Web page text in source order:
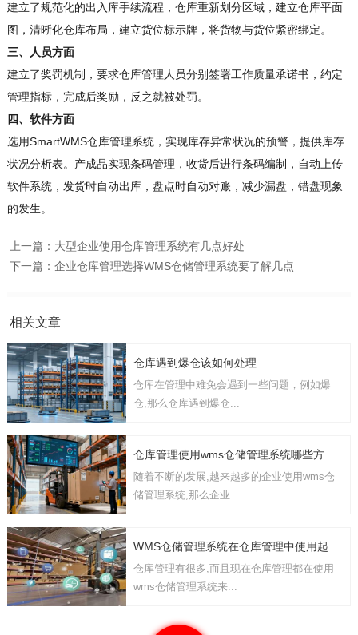
建立了规范化的出入库手续流程，仓库重新划分区域，建立仓库平面
图，清晰化仓库布局，建立货位标示牌，将货物与货位紧密绑定。
三、人员方面
建立了奖罚机制，要求仓库管理人员分别签署工作质量承诺书，约定
管理指标，完成后奖励，反之就被处罚。
四、软件方面
选用SmartWMS仓库管理系统，实现库存异常状况的预警，提供库存
状况分析表。产成品实现条码管理，收货后进行条码编制，自动上传
软件系统，发货时自动出库，盘点时自动对账，减少漏盘，错盘现象
的发生。
上一篇： 大型企业使用仓库管理系统有几点好处
下一篇： 企业仓库管理选择WMS仓储管理系统要了解几点
相关文章
仓库遇到爆仓该如何处理
仓库在管理中难免会遇到一些问题，例如爆
仓,那么仓库遇到爆仓...
随着不断的发展,越来越多的企业使用wms仓
储管理系统,那么企业...
WMS仓储管理系统在仓库管理中使用起到哪些作用
仓库管理有很多,而且现在仓库管理都在使用
wms仓储管理系统来...